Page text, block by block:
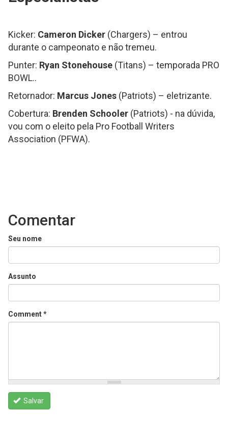
Kicker: Cameron Dicker (Chargers) – entrou
durante o campeonato e não tremeu.
Punter: Ryan Stonehouse (Titans) – temporada PRO
BOWL..
Retornador: Marcus Jones (Patriots) – eletrizante.
Cobertura: Brenden Schooler (Patriots) - na dúvida,
vou com o eleito pela Pro Football Writers
Association (PFWA).
Comentar
Seu nome
Assunto
Comment*
Salvar